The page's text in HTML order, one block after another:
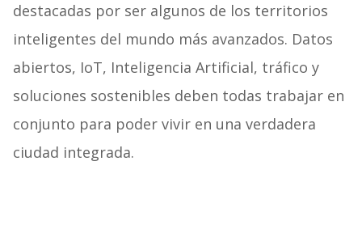
destacadas por ser algunos de los territorios
inteligentes del mundo más avanzados. Datos
abiertos, IoT, Inteligencia Artificial, tráfico y
soluciones sostenibles deben todas trabajar en
conjunto para poder vivir en una verdadera
ciudad integrada.